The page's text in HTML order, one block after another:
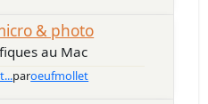
& photo
au Mac
paroeufmollet